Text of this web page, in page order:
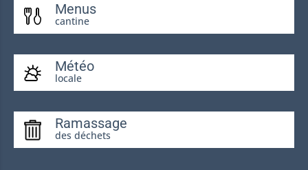
Menus
cantine
Météo
locale
Ramassage
des déchets